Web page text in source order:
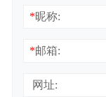
*昵称:
*邮箱:
网址: